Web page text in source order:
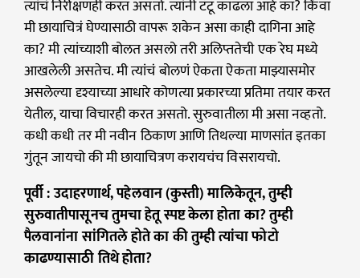
त्यांचं निरीक्षणही करत असतो. त्यांनी टॅटू काढला आहे का? किंवा
मी छायाचित्रं घेण्यासाठी वापरू शकेन असा काही दागिना आहे
का? मी त्यांच्याशी बोलत असलो तरी अलिप्ततेची एक रेघ मध्ये
आखलेली असतेच. मी त्यांचं बोलणं ऐकता ऐकता माझ्यासमोर
असलेल्या दृश्याच्या आधारे कोणत्या प्रकारच्या प्रतिमा तयार करत
येतील, याचा विचारही करत असतो. सुरुवातीला मी असा नव्हतो.
कधी कधी तर मी नवीन ठिकाण आणि तिथल्या माणसांत इतका
गुंतून जायचो की मी छायाचित्रण करायचंच विसरायचो.
पूर्वी : उदाहरणार्थ, पहेलवान (कुस्ती) मालिकेतून, तुम्ही
सुरुवातीपासूनच तुमचा हेतू स्पष्ट केला होता का? तुम्ही
पैलवानांना सांगितले होते का की तुम्ही त्यांचा फोटो
काढण्यासाठी तिथे होता?